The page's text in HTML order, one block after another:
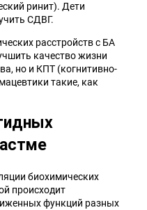
ринит). Дети
СДВГ.
расстройств с БА
качество жизни
но и КПТ (когнитивно-
такие, как
биохимических
происходит
функций разных